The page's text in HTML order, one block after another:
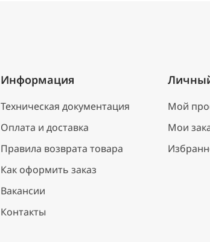
Информация
Техническая документация
Оплата и доставка
Правила возврата товара
Как оформить заказ
Вакансии
Контакты
Мой
Мои